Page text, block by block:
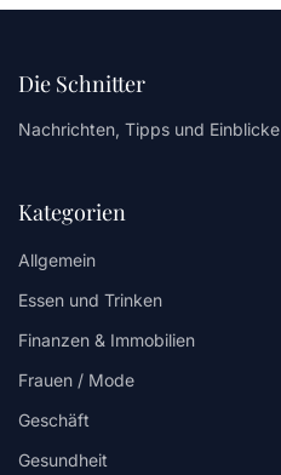
Die Schnitter
Nachrichten, Tipps und Einblicke
Kategorien
Allgemein
Essen und Trinken
Finanzen & Immobilien
Frauen / Mode
Geschäft
Gesundheit